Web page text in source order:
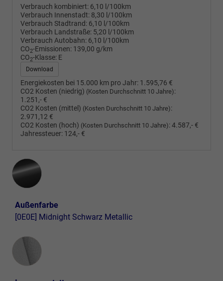
Verbrauch kombiniert: 6,10 l/100km
Verbrauch Innenstadt: 8,30 l/100km
Verbrauch Stadtrand: 6,10 l/100km
Verbrauch Landstraße: 5,20 l/100km
Verbrauch Autobahn: 6,10 l/100km
CO2-Emissionen: 139,00 g/km
CO2-Klasse: E
Download
Energiekosten bei 15.000 km pro Jahr: 1.595,76 €
CO2 Kosten (niedrig) (Kosten Durchschnitt 10 Jahre):
1.251,- €
CO2 Kosten (mittel) (Kosten Durchschnitt 10 Jahre):
2.971,12 €
CO2 Kosten (hoch) (Kosten Durchschnitt 10 Jahre):4.587,- €
Jahressteuer: 124,- €
Außenfarbe
[0E0E] Midnight Schwarz Metallic
Innenausstattung